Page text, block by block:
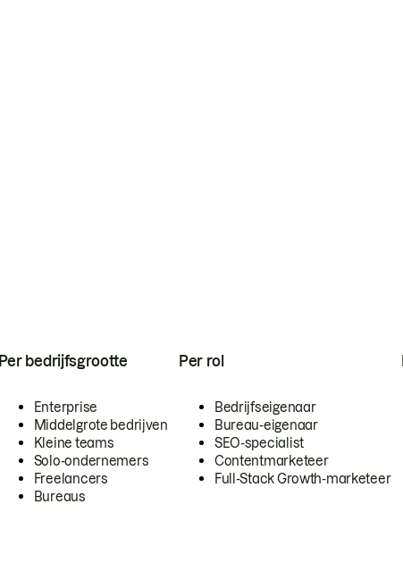
Per bedrijfsgrootte
Enterprise
Middelgrote bedrijven
Kleine teams
Solo-ondernemers
Freelancers
Bureaus
Per rol
Bedrijfseigenaar
Bureau-eigenaar
SEO-specialist
Contentmarketeer
Full-Stack Growth-marketeer